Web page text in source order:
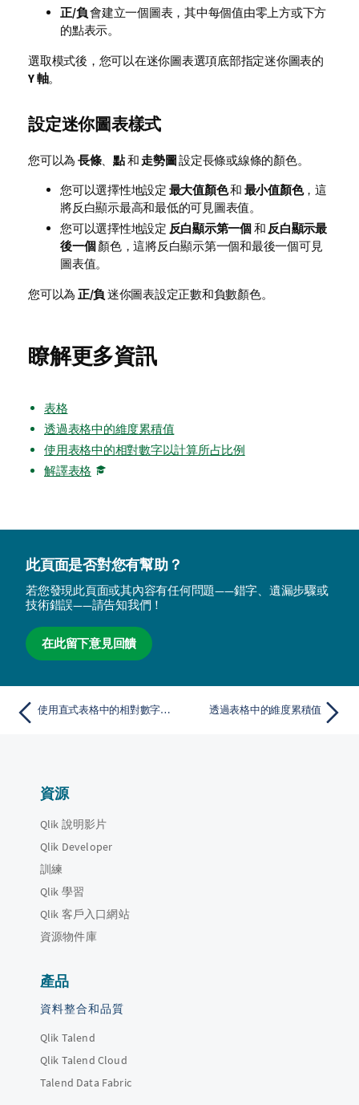
正/負會建立一個圖表，其中每個值由零上方或下方
的點表示。
選取模式後，您可以在迷你圖表選項底部指定迷你圖表的
Y 軸。
設定迷你圖表樣式
您可以為 長條、 點和 走勢圖設定長條或線條的顏色。
您可以選擇性地設定 最大值顏色和 最小值顏色，這
將反白顯示最高和最低的可見圖表值。
您可以選擇性地設定 反白顯示第一個和 反白顯示最
後一個顏色，這將反白顯示第一個和最後一個可見
圖表值。
您可以為 正/負 迷你圖表設定正數和負數顏色。
瞭解更多資訊
表格
透過表格中的維度累積值
使用表格中的相對數字以計算所占比例
解譯表格
此頁面是否對您有幫助？
若您發現此頁面或其內容有任何問題——錯字、遺漏步驟或
技術錯誤——請告知我們！
在此留下意見回饋
使用直式表格中的相對數字以計算所占比例 透過表格中的維度累積值
資源
Qlik 說明影片
Qlik Developer
訓練
Qlik 學習
Qlik 客戶入口網站
資源物件庫
產品
資料整合和品質
Qlik Talend
Qlik Talend Cloud
Talend Data Fabric